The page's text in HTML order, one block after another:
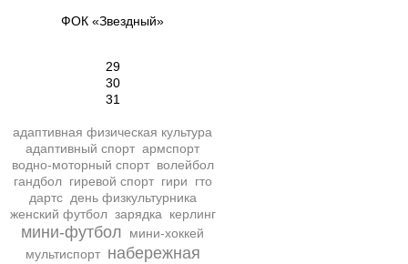
ФОК «Звездный»
29
30
31
адаптивная физическая культура
адаптивный спорт армспорт
водно-моторный спорт волейбол
гандбол гиревой спорт гири
гто
дартс день физкультурника
женский футбол зарядка керлинг
мини-футбол
мини-хоккей
мультиспорт набережная